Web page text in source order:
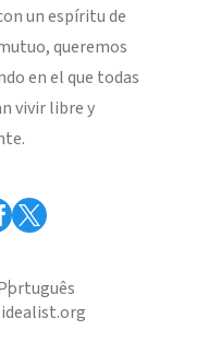
un espíritu de
queremos
en el que todas
vivir libre y